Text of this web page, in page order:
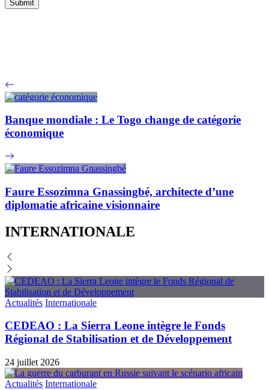
Banque mondiale : Le Togo change de catégorie
économique
Faure Essozimna Gnassingbé, architecte d’une
diplomatie africaine visionnaire
INTERNATIONALE
Actualités Internationale
CEDEAO : La Sierra Leone intègre le Fonds
Régional de Stabilisation et de Développement
24 juillet 2026
Actualités Internationale